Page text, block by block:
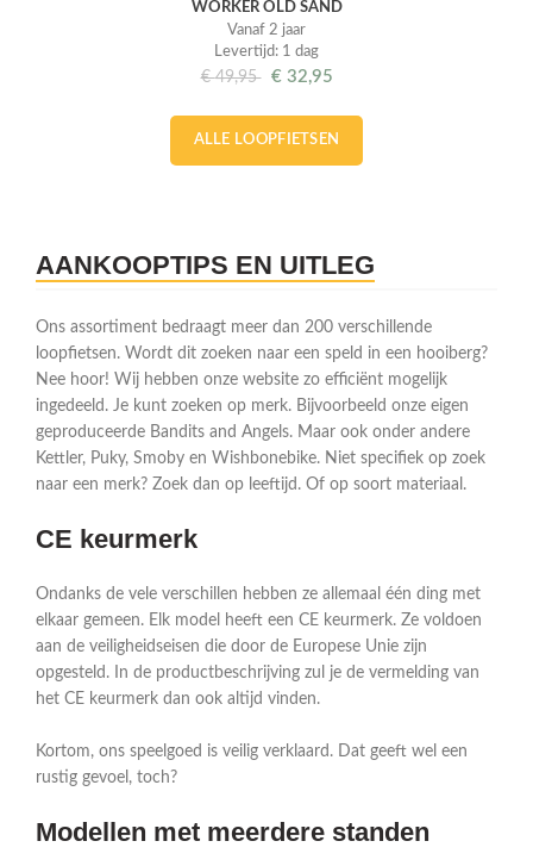
WORKER OLD SAND
Vanaf 2 jaar
Levertijd: 1 dag
€49,95 € 32,95
ALLE LOOPFIETSEN
AANKOOPTIPS EN UITLEG
Ons assortiment bedraagt meer dan 200 verschillende
loopfietsen. Wordt dit zoeken naar een speld in een hooiberg?
Nee hoor! Wij hebben onze website zo efficiënt mogelijk
ingedeeld. Je kunt zoeken op merk. Bijvoorbeeld onze eigen
geproduceerde Bandits and Angels. Maar ook onder andere
Kettler, Puky, Smoby en Wishbonebike. Niet specifiek op zoek
naar een merk? Zoek dan op leeftijd. Of op soort materiaal.
CE keurmerk
Ondanks de vele verschillen hebben ze allemaal één ding met
elkaar gemeen. Elk model heeft een CE keurmerk. Ze voldoen
aan de veiligheidseisen die door de Europese Unie zijn
opgesteld. In de productbeschrijving zul je de vermelding van
het CE keurmerk dan ook altijd vinden.
Kortom, ons speelgoed is veilig verklaard. Dat geeft wel een
rustig gevoel, toch?
Modellen met meerdere standen